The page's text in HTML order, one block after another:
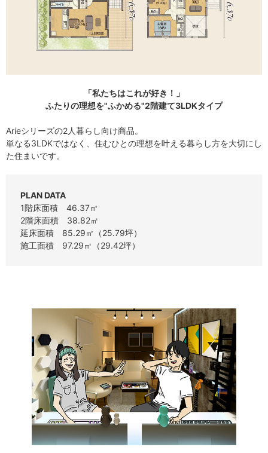
「私たちはこれが好き！」
ふたりの理想を"ふかめる"2階建て3LDKタイプ
Arieシリーズの2人暮らし向け商品。
単なる3LDKではなく、住むひとの理想を叶える暮らし方を大切にし
た住まいです。
PLAN DATA
1階床面積 46.37㎡
2階床面積 38.82㎡
延床面積 85.29㎡（25.79坪）
施工面積 97.29㎡（29.42坪）